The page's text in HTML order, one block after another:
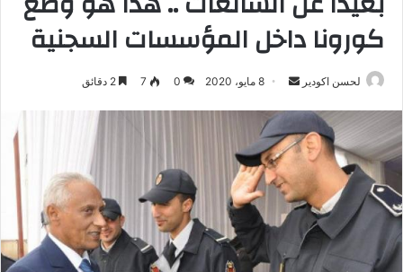
كورونا داخل المؤسسات السجنية
لحسن اكودير
ل
ر
8 مايو، 2020 0
7